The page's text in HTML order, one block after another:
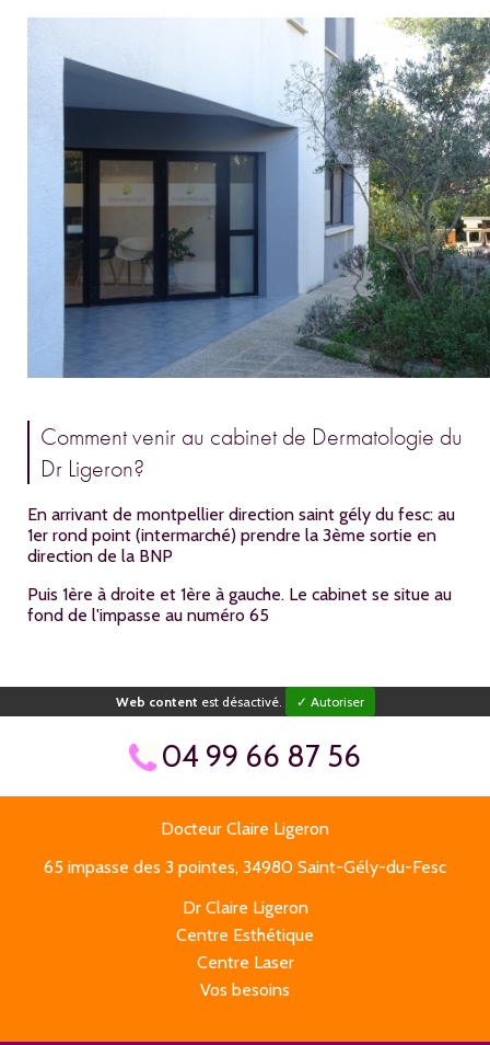
Comment venir au cabinet de Dermatologie du
Dr Ligeron?
En arrivant de montpellier direction saint gély du fesc: au
1er rond point (intermarché) prendre la 3ème sortie en
direction de la BNP
Puis 1ère à droite et 1ère à gauche. Le cabinet se situe au
fond de l'impasse au numéro 65
Web content est désactivé. ✓ Autoriser
04 99 66 87 56
Docteur Claire Ligeron
65 impasse des 3 pointes, 34980 Saint-Gély-du-Fesc
Dr Claire Ligeron
Centre Esthétique
Centre Laser
Vos besoins